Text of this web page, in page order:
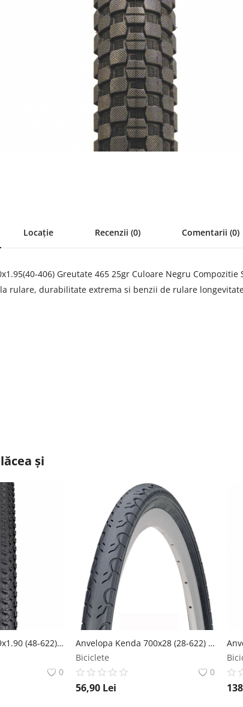
Locație Recenzii (0) Comentarii (0)
406) Greutate 465 25gr Culoare Negru
rulare, durabilitate extrema si benzii de rulare
și
Anvelopa Kenda 29x1.90 (48-622) Cross Country Small Block 8 DTC SCT 120TPI Kenda
0
Anvelopa Kenda 700x28 (28-622) Kwest Color 22Tpi Negru Kenda
Biciclete
0
56,90 Lei